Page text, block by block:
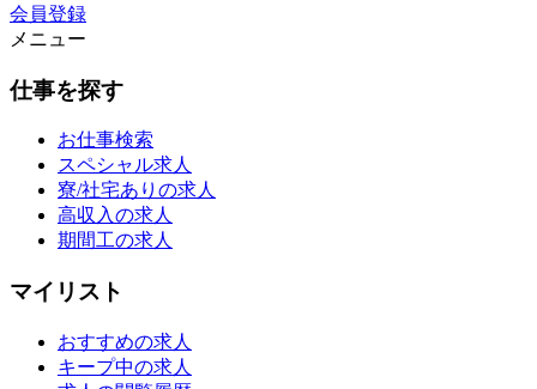
会員登録
メニュー
仕事を探す
お仕事検索
スペシャル求人
寮/社宅ありの求人
高収入の求人
期間工の求人
マイリスト
おすすめの求人
キープ中の求人